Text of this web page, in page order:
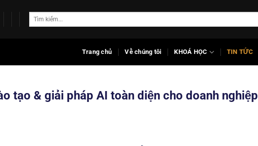
Trang chủ Về chúng tôi KHOÁ HỌC TIN TỨC
tạo & giải pháp AI toàn diện cho doanh nghiệp